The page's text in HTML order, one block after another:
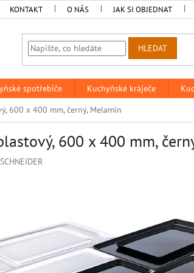
KONTAKT O NÁS JAK SI OBJEDNAT
HLEDAT
spotřebiče Kuchyňské kráječe
600 x 400 mm, černý, Melamin
600 x 400 mm,
SCHNEIDER